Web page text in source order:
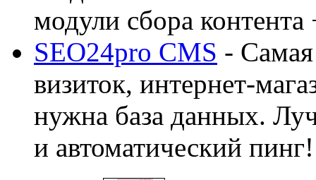
модули сбора
SEO24pro CMS -
визиток, интернет-
нужна база данных.
и автоматический пинг!